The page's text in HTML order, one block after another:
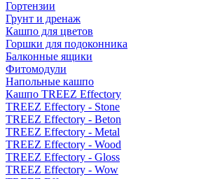
Гортензии
Грунт и дренаж
Кашпо для цветов
Горшки для подоконника
Балконные ящики
Фитомодули
Напольные кашпо
Кашпо TREEZ Effectory
TREEZ Effectory - Stone
TREEZ Effectory - Beton
TREEZ Effectory - Metal
TREEZ Effectory - Wood
TREEZ Effectory - Gloss
TREEZ Effectory - Wow